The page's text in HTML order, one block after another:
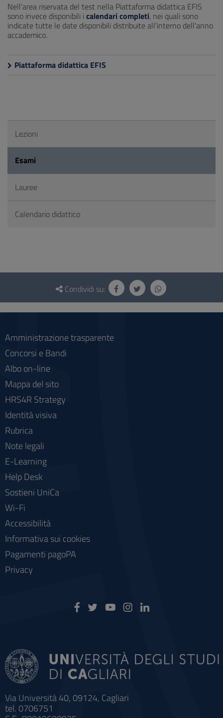
Nell'area riservata del test nella Piattaforma didattica EFIS
sono invece disponibili i calendari completi, nei quali sono
indicate tutte le date disponibili distribuite all'interno dell'anno
accademico.
Piattaforma didattica EFIS
Lezioni
Esami
Lauree
Calendario didattico
Questionario
social
Condividi su:
Via Università 40, 09124, Cagliari
tel. 0706751
Amministrazione trasparente
Concorsi e Bandi
Albo on-line
Mappa del sito
HRS4R Strategy
Identità visiva
Rubrica
Note legali
E-Learning
Help Desk
Sostieni UniCa
Wi-Fi
Accessibilità
Informativa sui cookies
Pagamenti pagoPA
Privacy